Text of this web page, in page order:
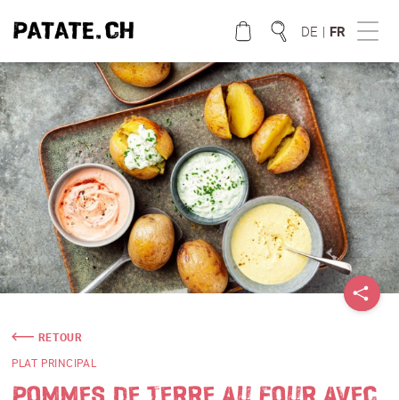
DE | FR
RETOUR
PLAT PRINCIPAL
QUE CHERCHEZ VOUS?